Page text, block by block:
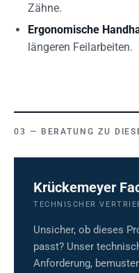
Zähne.
Ergonomische
längeren Feilarbeiten.
BERATUNG ZU
Krückemeyer
TECHNISCHER
Unsicher, ob dieses
passt? Unser
Anforderung,